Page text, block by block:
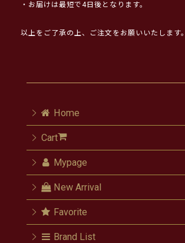
・お届けは最短で4日後となります。
以上をご了承の上、ご注文をお願いいたします。
Home
Cart
Mypage
New Arrival
Favorite
Brand List